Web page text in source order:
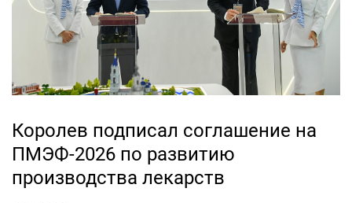
выступая...
Королев подписал соглашение на
ПМЭФ-2026 по развитию
производства лекарств